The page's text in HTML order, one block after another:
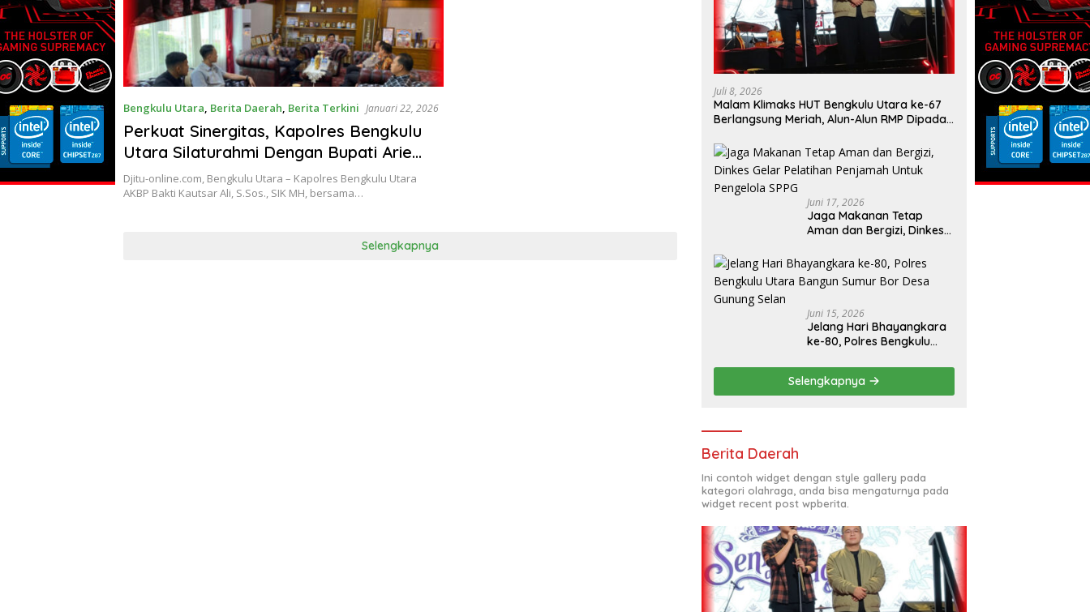
Bengkulu Utara, Berita Daerah, Berita Terkini Januari 22, 2026
Perkuat Sinergitas, Kapolres Bengkulu
Utara Silaturahmi Dengan Bupati Arie
Septia Adinata
Djitu-online.com, Bengkulu Utara – Kapolres Bengkulu Utara
AKBP Bakti Kautsar Ali, S.Sos., SIK MH, bersama…
Selengkapnya
Juli 8, 2026
Malam Klimaks HUT Bengkulu Utara ke-67
Berlangsung Meriah, Alun-Alun RMP Dipadati
Juni 17, 2026
Jaga Makanan Tetap
Aman dan Bergizi, Dinkes
Untuk Pengelola SPPG
Juni 15, 2026
Jelang Hari Bhayangkara
ke-80, Polres Bengkulu
Desa Gunung Selan
Selengkapnya
Berita Daerah
Ini contoh widget dengan style gallery pada
kategori olahraga, anda bisa mengaturnya pada
widget recent post wpberita.